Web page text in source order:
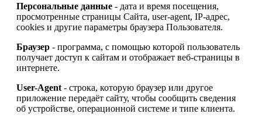
Персональные данные - дата и время посещения,
просмотренные страницы Сайта, user-agent, IP-адрес,
cookies и другие параметры браузера Пользователя.
Браузер - программа, с помощью которой пользователь
получает доступ к сайтам и отображает веб-страницы в
интернете.
User-Agent - строка, которую браузер или другое
приложение передаёт сайту, чтобы сообщить сведения
об устройстве, операционной системе и типе клиента.